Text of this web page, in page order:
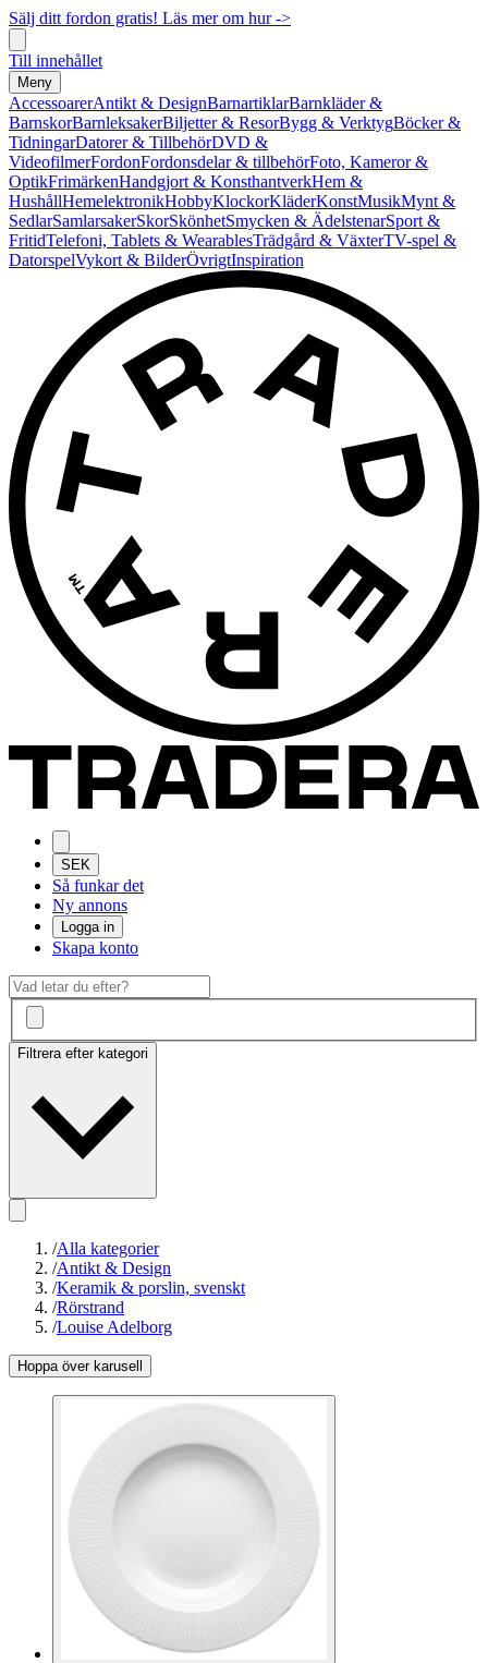
Sälj ditt fordon gratis! Läs mer om hur ->
Till innehållet
Meny
AccessoarerAntikt & DesignBarnartiklarBarnkläder &
BarnskorBarnleksakerBiljetter & ResorBygg & VerktygBöcker &
TidningarDatorer & TillbehörDVD &
VideofilmerFordonFordonsdelar & tillbehörFoto, Kameror &
OptikFrimärkenHandgjort & KonsthantverkHem &
HushållHemelektronikHobbyKlockorKläderKonstMusikMynt &
SedlarSamlarsakerSkorSkönhetSmycken & ÄdelstenarSport &
FritidTelefoni, Tablets & WearablesTrädgård & VäxterTV-spel &
DatorspelVykort & BilderÖvrigtInspiration
SEK
Så funkar det
Ny annons
Logga in
Skapa konto
Filtrera efter kategori
/Alla kategorier
/Antikt & Design
/Keramik & porslin, svenskt
/Rörstrand
/Louise Adelborg
Hoppa över karusell